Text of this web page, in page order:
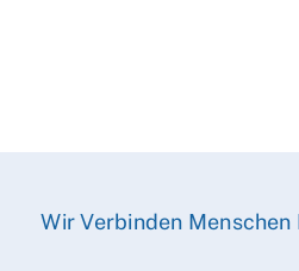
Wir Verbinden